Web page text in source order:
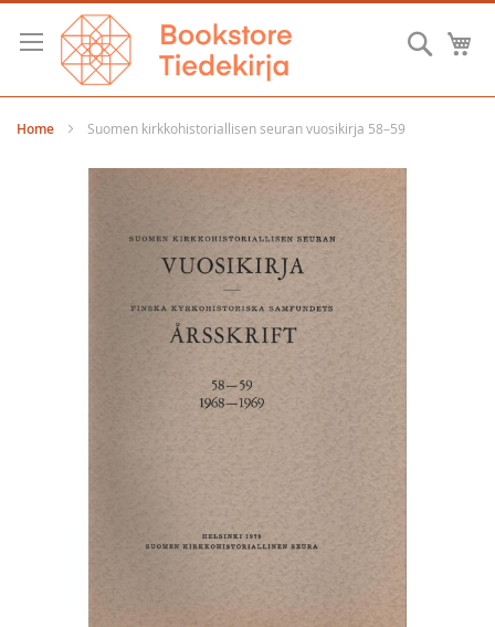
Skip
Content
Home Suomen kirkkohistoriallisen seuran vuosikirja 58–59